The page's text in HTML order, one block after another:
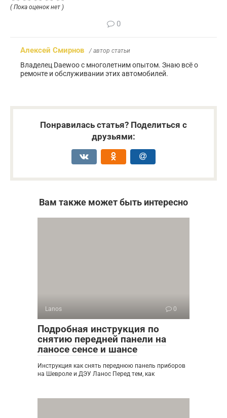
( Пока оценок нет )
0
Алексей Смирнов / автор статьи
Владелец Daewoo с многолетним опытом. Знаю всё о
ремонте и обслуживании этих автомобилей.
Понравилась статья? Поделиться с
друзьями:
Вам также может быть интересно
Lanos 0
Подробная инструкция по
снятию передней панели на
ланосе сенсе и шансе
Инструкция как снять переднюю панель приборов
на Шевроле и ДЭУ Ланос Перед тем, как